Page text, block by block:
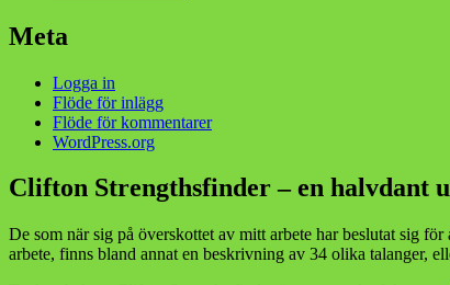
Meta
Logga in
Flöde för inlägg
Flöde för kommentarer
WordPress.org
Clifton Strengthsfinder – en halvdant
De som när sig på överskottet av mitt arbete har beslutat sig
arbete, finns bland annat en beskrivning av 34 olika talanger,